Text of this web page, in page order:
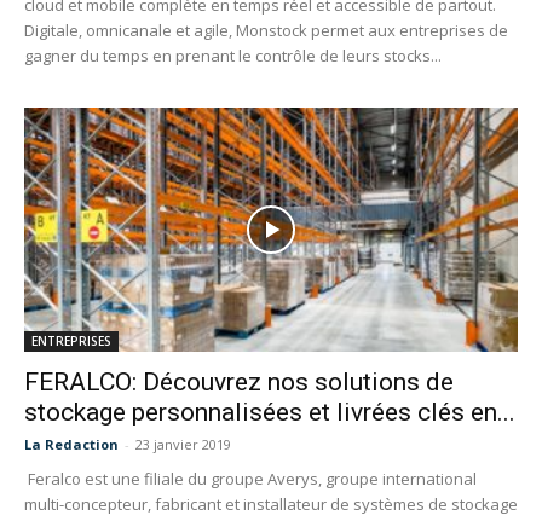
cloud et mobile complète en temps réel et accessible de partout.
Digitale, omnicanale et agile, Monstock permet aux entreprises de
gagner du temps en prenant le contrôle de leurs stocks...
ENTREPRISES
FERALCO: Découvrez nos solutions de
stockage personnalisées et livrées clés en...
La Redaction - 23 janvier 2019
Feralco est une filiale du groupe Averys, groupe international
multi-concepteur, fabricant et installateur de systèmes de stockage